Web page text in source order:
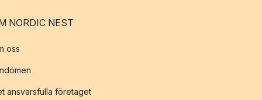
NORDIC NEST
oss
ansvarsfulla företaget